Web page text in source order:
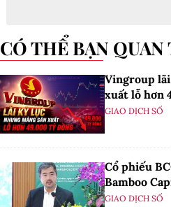
CÓ THỂ BẠN
Vingroup
xuất lỗ hơn
GIAO DỊCH SỐ
Cổ phiếu
Bamboo
GIAO DỊCH SỐ